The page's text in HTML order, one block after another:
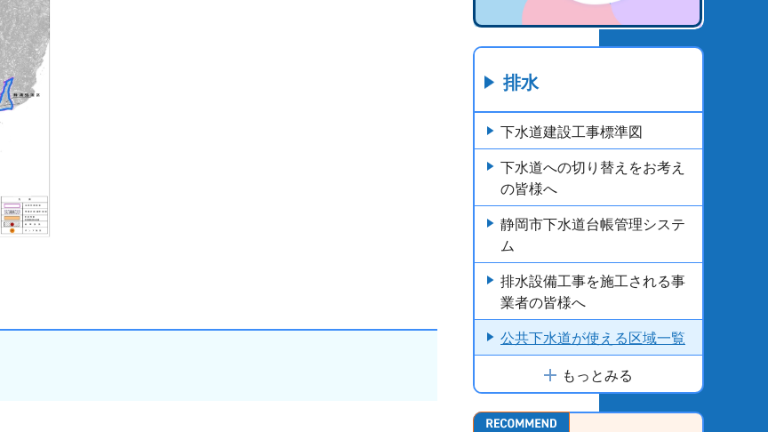
排水
下水道建設工事標準図
下水道への切り替えをお考え
の皆様へ
静岡市下水道台帳管理システ
ム
排水設備工事を施工される事
業者の皆様へ
公共下水道が使える区域一覧
もっとみる